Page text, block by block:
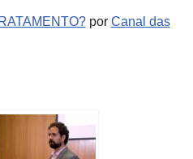
por Canal das